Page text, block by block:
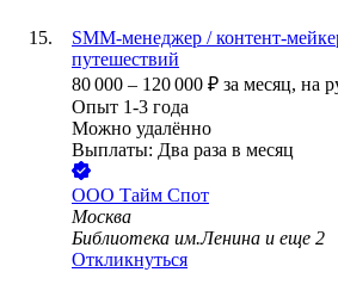
SMM-менеджер / контент-
путешествий
80 000 – 120 000 ₽ за месяц, на
Опыт 1-3 года
Можно удалённо
Выплаты: Два раза в месяц
ООО Тайм Спот
Москва
Библиотека им.Ленина и еще 2
Откликнуться